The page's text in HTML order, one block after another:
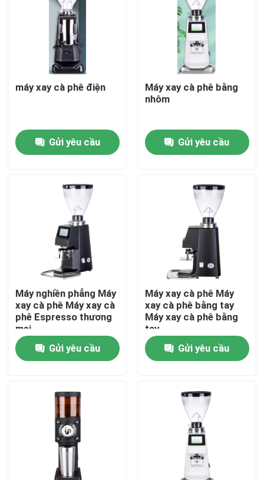
Nhà
Hướng dẫn VR
Về chúng tôi
Tham quan nhà máy
Kiểm soát chất lượng
Liên hệ chúng tôi
Các trường hợp
Máy xay hạt cà phê
Máy xay cà phê Burr
máy xay cà phê điện
Gửi yêu cầu
Máy xay cà phê bằng
nhôm
Gửi yêu cầu
Máy nghiền phẳng Máy
xay cà phê Máy xay cà
phê Espresso thương
mại
Gửi yêu cầu
Máy xay cà phê Máy
xay cà phê bằng tay
Máy xay cà phê bằng
tay
Gửi yêu cầu